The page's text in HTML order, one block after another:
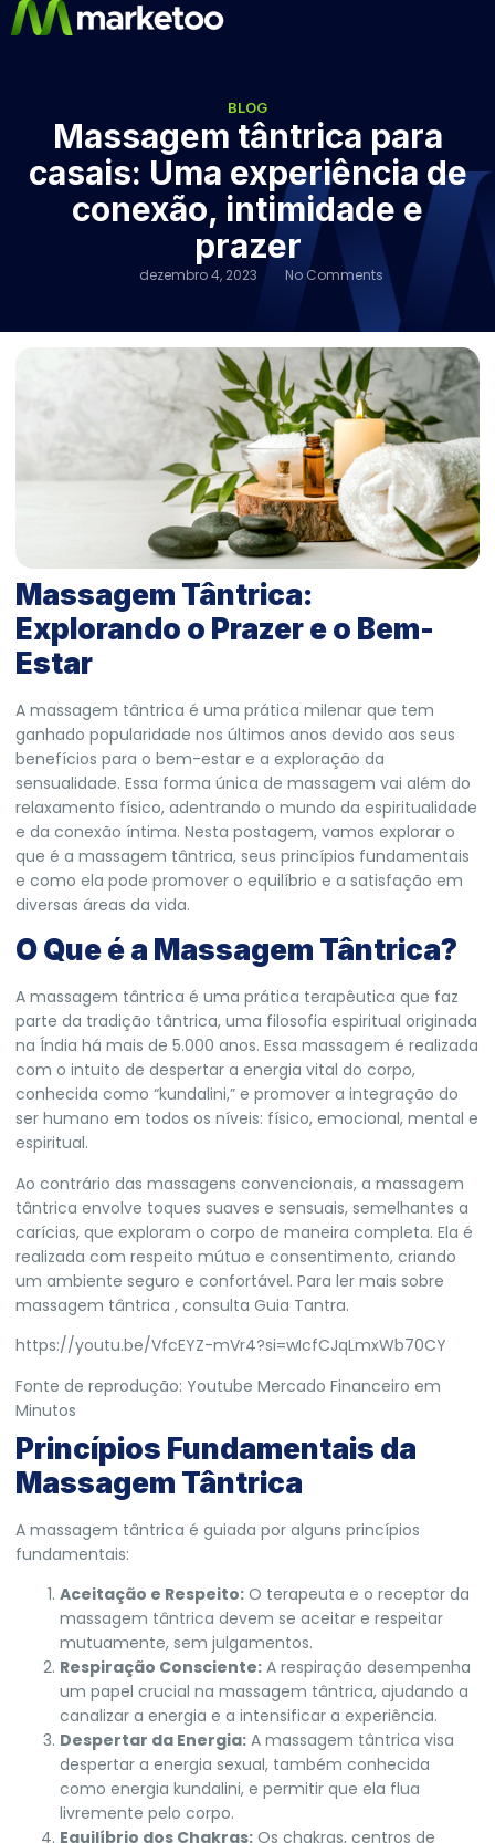
BLOG
Massagem tântrica para
casais: Uma experiência de
conexão, intimidade e
prazer
dezembro 4, 2023 No Comments
Massagem Tântrica:
Explorando o Prazer e o Bem-
Estar
A massagem tântrica é uma prática milenar que tem
ganhado popularidade nos últimos anos devido aos seus
benefícios para o bem-estar e a exploração da
sensualidade. Essa forma única de massagem vai além do
relaxamento físico, adentrando o mundo da espiritualidade
e da conexão íntima. Nesta postagem, vamos explorar o
que é a massagem tântrica, seus princípios fundamentais
e como ela pode promover o equilíbrio e a satisfação em
diversas áreas da vida.
O Que é a Massagem Tântrica?
A massagem tântrica é uma prática terapêutica que faz
parte da tradição tântrica, uma filosofia espiritual originada
na Índia há mais de 5.000 anos. Essa massagem é realizada
com o intuito de despertar a energia vital do corpo,
conhecida como “kundalini,” e promover a integração do
ser humano em todos os níveis: físico, emocional, mental e
espiritual.
Ao contrário das massagens convencionais, a massagem
tântrica envolve toques suaves e sensuais, semelhantes a
carícias, que exploram o corpo de maneira completa. Ela é
realizada com respeito mútuo e consentimento, criando
um ambiente seguro e confortável. Para ler mais sobre
massagem tântrica , consulta Guia Tantra.
https://youtu.be/VfcEYZ-mVr4?si=wIcfCJqLmxWb70CY
Fonte de reprodução: Youtube Mercado Financeiro em
Minutos
Princípios Fundamentais da
Massagem Tântrica
A massagem tântrica é guiada por alguns princípios
fundamentais:
Aceitação e Respeito: O terapeuta e o receptor da
massagem tântrica devem se aceitar e respeitar
mutuamente, sem julgamentos.
Respiração Consciente: A respiração desempenha
um papel crucial na massagem tântrica, ajudando a
canalizar a energia e a intensificar a experiência.
Despertar da Energia: A massagem tântrica visa
despertar a energia sexual, também conhecida
como energia kundalini, e permitir que ela flua
livremente pelo corpo.
Equilíbrio dos Chakras: Os chakras, centros de